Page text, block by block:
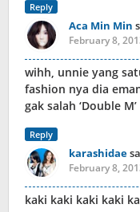
Reply
Aca Min Min
February 8,
wihh, unnie yang
fashion nya dia
gak salah ‘Double
Reply
karashidae
February 8,
kaki kaki kaki kaki